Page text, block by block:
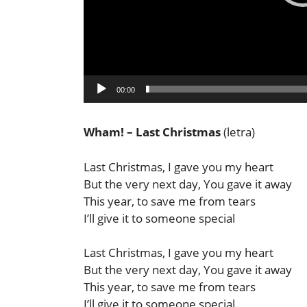
00:00
Wham! – Last Christmas(letra)
Last Christmas, I gave you my heart
But the very next day, You gave it away
This year, to save me from tears
I’ll give it to someone special
Last Christmas, I gave you my heart
But the very next day, You gave it away
This year, to save me from tears